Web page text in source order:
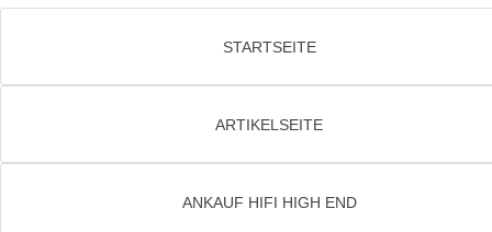
STARTSEITE
ARTIKELSEITE
ANKAUF HIFI HIGH END